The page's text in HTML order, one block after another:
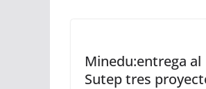
Minedu:entrega al
Sutep tres